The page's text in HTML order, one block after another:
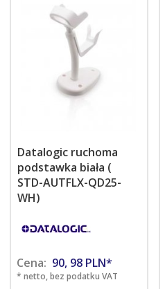
Datalogic ruchoma
podstawka biała (
STD-AUTFLX-QD25-
WH)
Cena: 90, 98 PLN*
* netto, bez podatku VAT